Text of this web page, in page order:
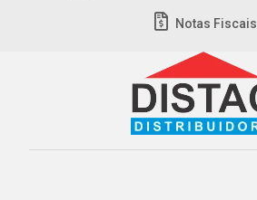
Notas Fiscais